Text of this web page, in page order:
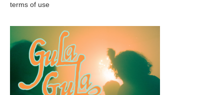
terms of use